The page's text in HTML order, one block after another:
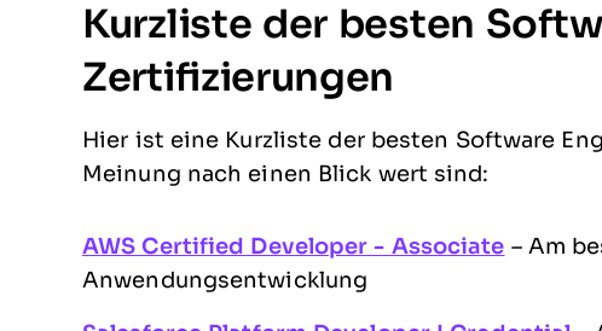
Kurzliste der besten
Zertifizierungen
Hier ist eine Kurzliste der besten Software
Meinung nach einen Blick wert sind:
AWS Certified Developer - Associate – Am
Anwendungsentwicklung